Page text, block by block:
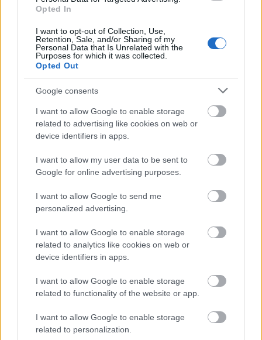
Opted In
I want to opt-out of Collection, Use,
Retention, Sale, and/or Sharing of my
Personal Data that Is Unrelated with the
Purposes for which it was collected.
Opted Out
Google consents
I want to allow Google to enable storage
related to advertising like cookies on web or
device identifiers in apps.
I want to allow my user data to be sent to
Google for online advertising purposes.
I want to allow Google to send me
personalized advertising.
I want to allow Google to enable storage
related to analytics like cookies on web or
device identifiers in apps.
I want to allow Google to enable storage
related to functionality of the website or app.
I want to allow Google to enable storage
related to personalization.
Világevő Talks: videóinterjú az egyik
legmenőbb magyar pékkel
világevő•2020. április 16.
Fekete Gergő 5 éve nyitotta meg pékségét, azóta
már az egyik legnépszerűbb magyar pék, aki kiváló
termékei mellett szerénységével is kitűnik.